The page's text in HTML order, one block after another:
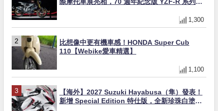
際摩托車展亮相，70 週年紀念版 YZF-R 系列限
1,300
比想像中更有機車感！HONDA Super Cub
110【Webike愛車精選】
1,100
【海外】2027 Suzuki Hayabusa（隼）發表！
新增 Special Edition 特仕版，全新珍珠白塗裝